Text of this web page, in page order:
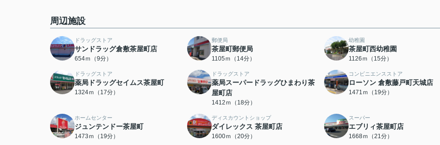
周辺施設
ドラッグストア
サンドラッグ倉敷茶屋町店
654ｍ（9分）
郵便局
茶屋町郵便局
1105ｍ（14分）
幼稚園
茶屋町西幼稚園
1126ｍ（15分）
ドラッグストア
薬局ドラッグセイムス茶屋町
1324ｍ（17分）
ドラッグストア
薬局スーパードラッグひまわり茶
屋町店
1412ｍ（18分）
コンビニエンスストア
ローソン 倉敷藤戸町天城店
1471ｍ（19分）
ホームセンター
ジュンテンドー茶屋町
1473ｍ（19分）
ディスカウントショップ
ダイレックス 茶屋町店
1600ｍ（20分）
スーパー
エブリィ茶屋町店
1668ｍ（21分）